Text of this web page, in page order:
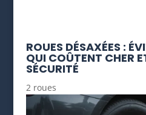
ROUES DÉSAXÉES :
QUI COÛTENT CHER
SÉCURITÉ
2 roues